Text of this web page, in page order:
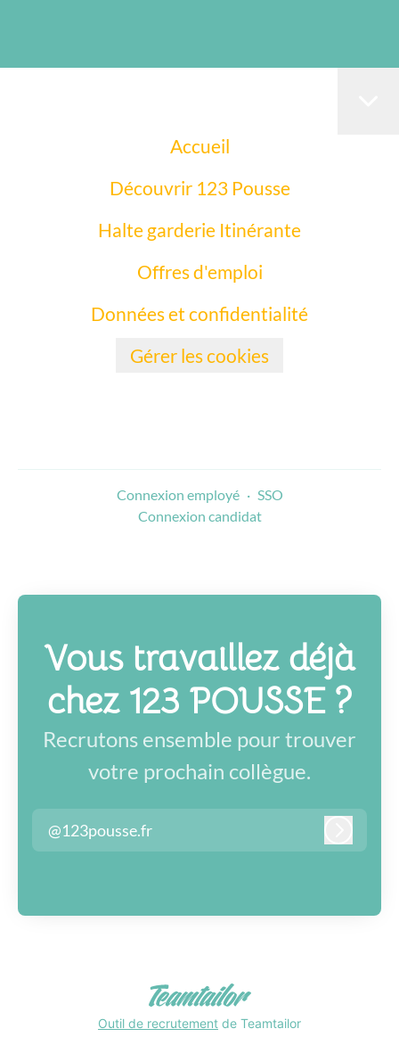
Accueil
Découvrir 123 Pousse
Halte garderie Itinérante
Offres d'emploi
Données et confidentialité
Gérer les cookies
Connexion employé · SSO
Connexion candidat
Vous travaillez déjà
chez 123 POUSSE ?
Recrutons ensemble pour trouver
votre prochain collègue.
@123pousse.fr
Outil de recrutement de Teamtailor